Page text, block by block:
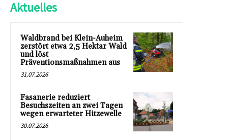
Aktuelles
Waldbrand bei Klein-Auheim
zerstört etwa 2,5 Hektar Wald
und löst
Präventionsmaßnahmen aus
31.07.2026
Fasanerie reduziert
Besuchszeiten an zwei Tagen
wegen erwarteter Hitzewelle
30.07.2026